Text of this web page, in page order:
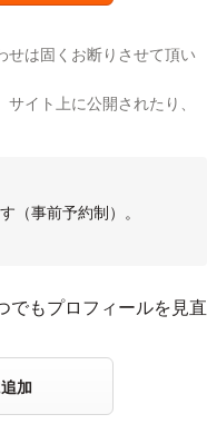
せは固くお断りさせて頂い
サイト上に公開されたり、
（事前予約制）。
でもプロフィールを見直